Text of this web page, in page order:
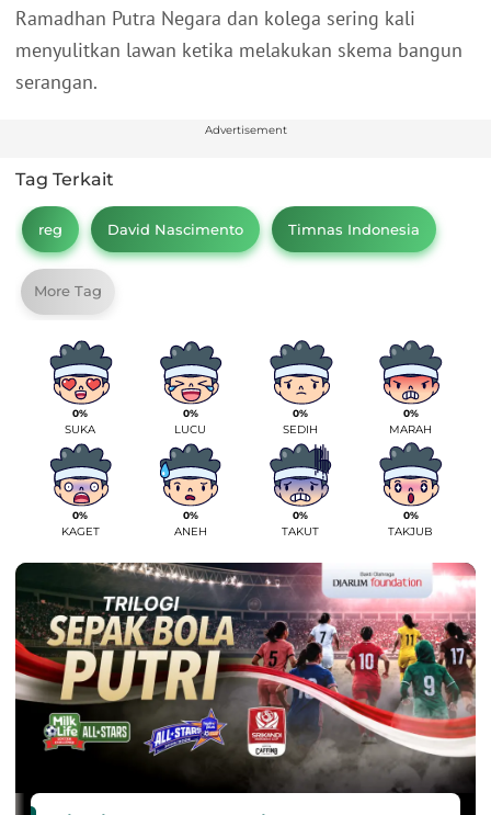
Ramadhan Putra Negara dan kolega sering kali
menyulitkan lawan ketika melakukan skema bangun
serangan.
Advertisement
Tag Terkait
reg David Nascimento Timnas Indonesia
More Tag
0%
SUKA
0%
LUCU
0%
SEDIH
0%
MARAH
0%
KAGET
0%
ANEH
0%
TAKUT
0%
TAKJUB